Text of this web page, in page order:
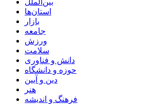
بین‌الملل
استان‌ها
بازار
جامعه
ورزش
سلامت
دانش و فناوری
حوزه و دانشگاه
دین و آیین
هنر
فرهنگ و اندیشه